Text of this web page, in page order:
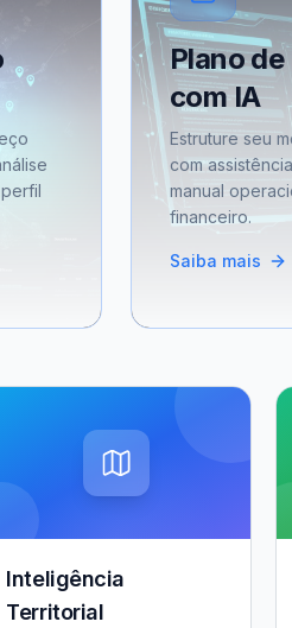
Plano
com IA
Estruture seu
com
manual
financeiro.
Saiba mais
Inteligência
Territorial